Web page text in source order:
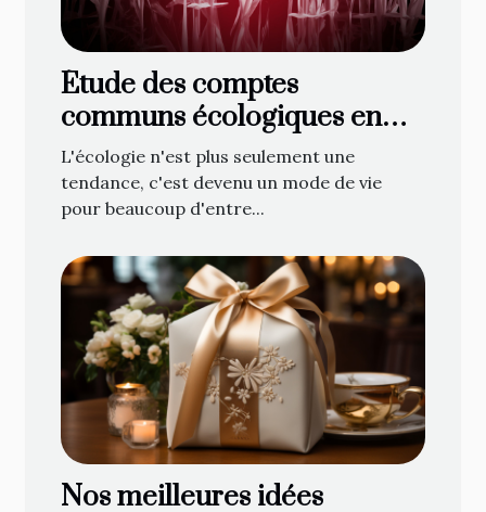
Étude des comptes
communs écologiques en
ligne : une nouvelle
tendance ?
L'écologie n'est plus seulement une
tendance, c'est devenu un mode de vie
pour beaucoup d'entre...
Nos meilleures idées